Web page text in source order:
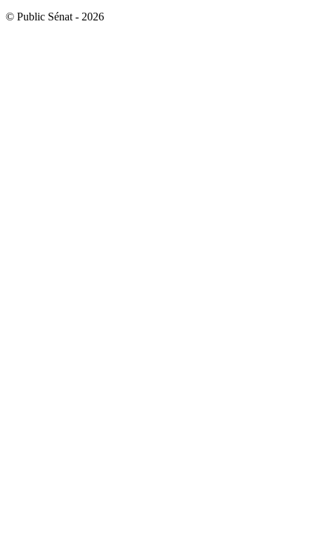
© Public Sénat - 2026